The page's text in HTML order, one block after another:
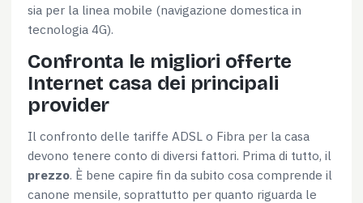
sia per la linea mobile (navigazione domestica in
tecnologia 4G).
Confronta le migliori offerte
Internet casa dei principali
provider
Il confronto delle tariffe ADSL o Fibra per la casa
devono tenere conto di diversi fattori. Prima di tutto, il
prezzo. È bene capire fin da subito cosa comprende il
canone mensile, soprattutto per quanto riguarda le